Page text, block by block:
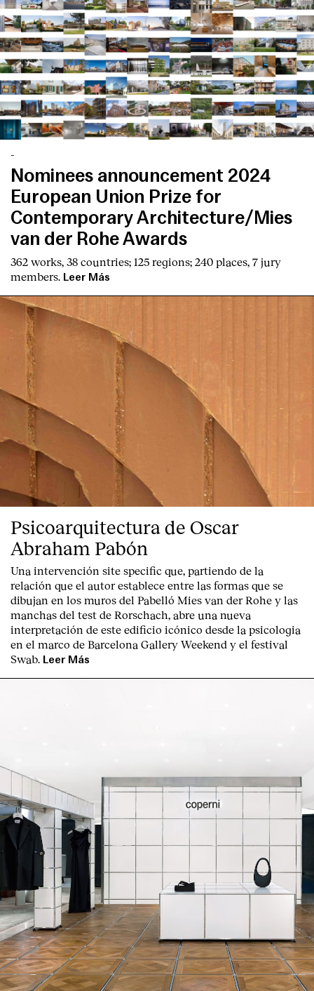
English Español Italiano Català
-
Nominees announcement 2024
European Union Prize for
Contemporary Architecture/Mies
van der Rohe Awards
362 works, 38 countries; 125 regions; 240 places, 7 jury
members. Leer Más
Psicoarquitectura de Oscar
Abraham Pabón
Una intervención site specific que, partiendo de la
relación que el autor establece entre las formas que se
dibujan en los muros del Pabelló Mies van der Rohe y las
manchas del test de Rorschach, abre una nueva
interpretación de este edificio icónico desde la psicologia
en el marco de Barcelona Gallery Weekend y el festival
Swab. Leer Más